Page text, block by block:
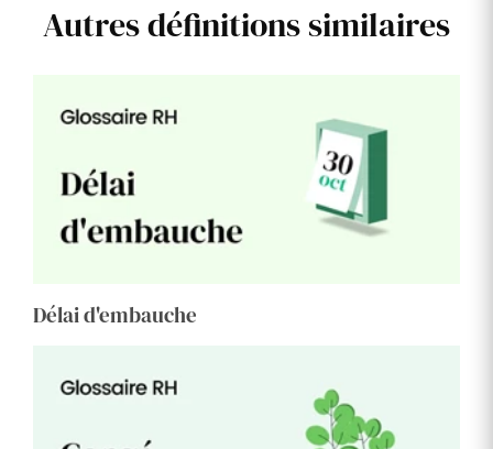
Autres définitions similaires
Délai d'embauche